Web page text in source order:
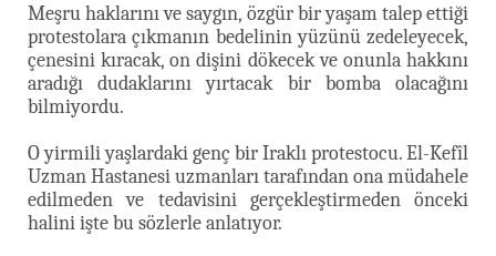
Meşru haklarını ve saygın, özgür bir yaşam talep ettiği
protestolara çıkmanın bedelinin yüzünü zedeleyecek,
çenesini kıracak, on dişini dökecek ve onunla hakkını
aradığı dudaklarını yırtacak bir bomba olacağını
bilmiyordu.
O yirmili yaşlardaki genç bir Iraklı protestocu. El-Kefîl
Uzman Hastanesi uzmanları tarafından ona müdahele
edilmeden ve tedavisini gerçekleştirmeden önceki
halini işte bu sözlerle anlatıyor.